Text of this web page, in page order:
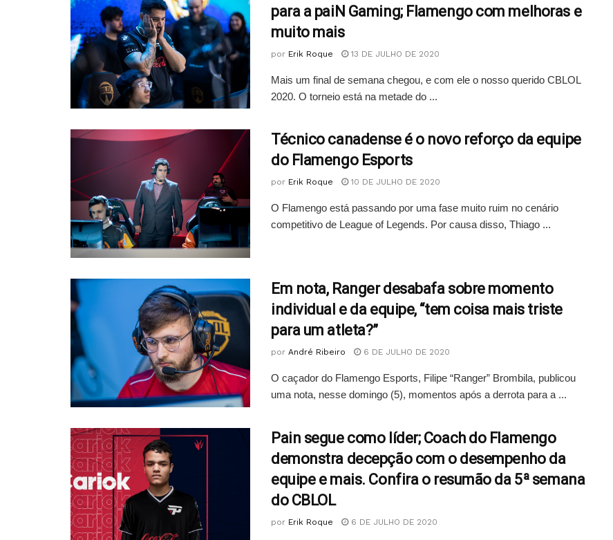
para a paiN Gaming; Flamengo com melhoras e
muito mais
por Erik Roque 13 DE JULHO DE 2020
Mais um final de semana chegou, e com ele o nosso querido CBLOL
2020. O torneio está na metade do ...
Técnico canadense é o novo reforço da equipe
do Flamengo Esports
por Erik Roque 10 DE JULHO DE 2020
O Flamengo está passando por uma fase muito ruim no cenário
competitivo de League of Legends. Por causa disso, Thiago ...
Em nota, Ranger desabafa sobre momento
individual e da equipe, “tem coisa mais triste
para um atleta?”
por André Ribeiro 6 DE JULHO DE 2020
O caçador do Flamengo Esports, Filipe “Ranger” Brombila, publicou
uma nota, nesse domingo (5), momentos após a derrota para a ...
Pain segue como líder; Coach do Flamengo
demonstra decepção com o desempenho da
equipe e mais. Confira o resumão da 5ª semana
do CBLOL
por Erik Roque 6 DE JULHO DE 2020